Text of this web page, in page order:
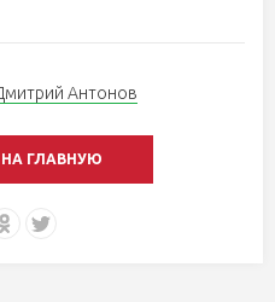
Антонов
НА ГЛАВНУЮ